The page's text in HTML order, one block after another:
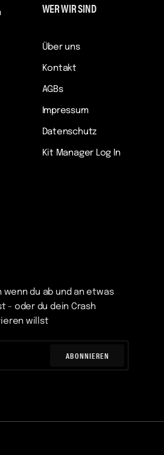
WER WIR SIND
Über uns
Kontakt
AGBs
Impressum
Datenschutz
Kit Manager Log In
wenn du ab und an etwas
- oder du dein Crash
willst
ABONNIEREN